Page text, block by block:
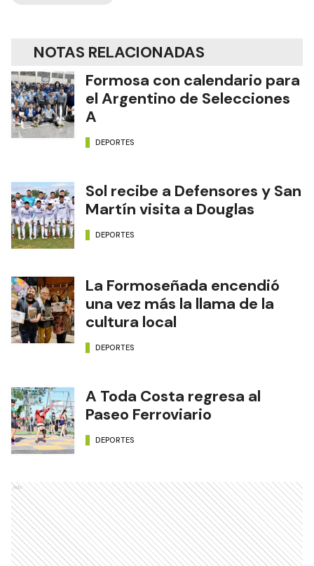
NOTAS RELACIONADAS
Formosa con calendario para
el Argentino de Selecciones
A
DEPORTES
Sol recibe a Defensores y San
Martín visita a Douglas
DEPORTES
La Formoseñada encendió
una vez más la llama de la
cultura local
DEPORTES
A Toda Costa regresa al
Paseo Ferroviario
DEPORTES
Ads